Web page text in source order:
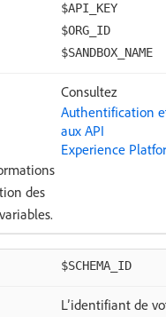
$API_KEY
$ORG_ID
$SANDBOX_NAME
Consultez
Authentification
aux API
Experience
des
$SCHEMA_ID
L’identifiant de